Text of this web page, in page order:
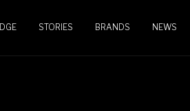
STORIES BRANDS NEWS